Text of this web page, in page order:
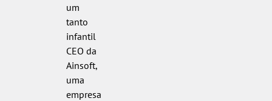
um
tanto
infantil
CEO da
Ainsoft,
uma
empresa